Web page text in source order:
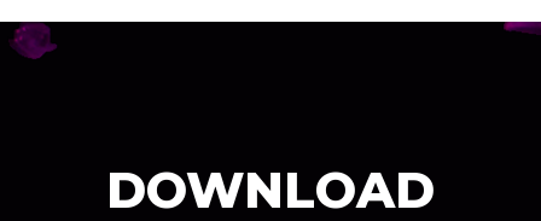
DOWNLOAD